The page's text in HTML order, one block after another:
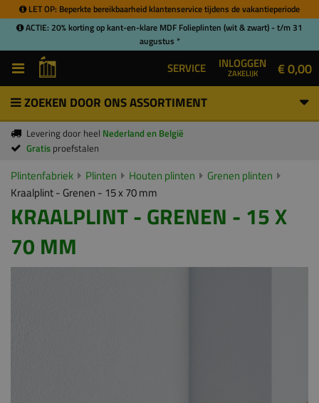
LET OP: Beperkte bereikbaarheid klantenservice tijdens de vakantieperiode
ACTIE: 20% korting op kant-en-klare MDF Folieplinten (wit & zwart) - t/m 31
augustus *
SERVICE INLOGGEN
ZAKELIJK € 0,00
ZOEKEN DOOR ONS ASSORTIMENT
Levering door heel Nederland en België
Gratis proefstalen
Plintenfabriek Plinten Houten plinten
Grenen plinten
Kraalplint - Grenen - 15 x 70 mm
KRAALPLINT - GRENEN - 15 X
70 MM